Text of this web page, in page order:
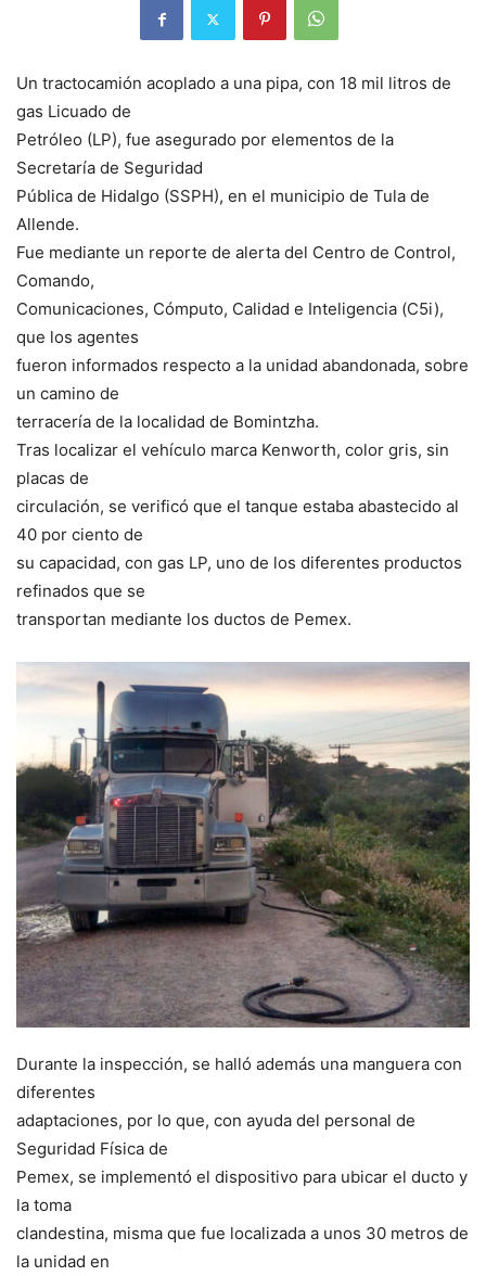
Un tractocamión acoplado a una pipa, con 18 mil litros de
gas Licuado de
Petróleo (LP), fue asegurado por elementos de la
Secretaría de Seguridad
Pública de Hidalgo (SSPH), en el municipio de Tula de
Allende.
Fue mediante un reporte de alerta del Centro de Control,
Comando,
Comunicaciones, Cómputo, Calidad e Inteligencia (C5i),
que los agentes
fueron informados respecto a la unidad abandonada, sobre
un camino de
terracería de la localidad de Bomintzha.
Tras localizar el vehículo marca Kenworth, color gris, sin
placas de
circulación, se verificó que el tanque estaba abastecido al
40 por ciento de
su capacidad, con gas LP, uno de los diferentes productos
refinados que se
transportan mediante los ductos de Pemex.
Durante la inspección, se halló además una manguera con
diferentes
adaptaciones, por lo que, con ayuda del personal de
Seguridad Física de
Pemex, se implementó el dispositivo para ubicar el ducto y
la toma
clandestina, misma que fue localizada a unos 30 metros de
la unidad en